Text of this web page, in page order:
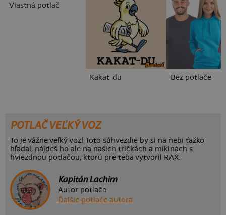
Vlastná potlač
Kakat-du Bez potlače
POTLAČ VEĽKÝ VOZ
To je vážne veľký voz! Toto súhvezdie by si na nebi ťažko
hľadal, nájdeš ho ale na našich tričkách a mikinách s
hviezdnou potlačou, ktorú pre teba vytvoril RAX.
Kapitán Lachim
Autor potlače
Ďalšie potlače autora